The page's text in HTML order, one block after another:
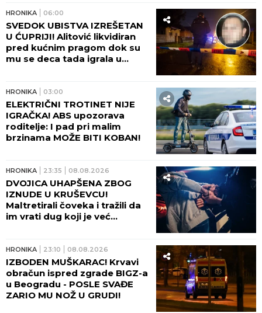
HRONIKA 06:00
SVEDOK UBISTVA IZREŠETAN
U ĆUPRIJI! Alitović likvidiran
pred kućnim pragom dok su
mu se deca tada igrala u
HRONIKA 03:00
ELEKTRIČNI TROTINET NIJE
IGRAČKA! ABS upozorava
roditelje: I pad pri malim
brzinama MOŽE BITI KOBAN!
HRONIKA 23:35 08.08.2026
DVOJICA UHAPŠENA ZBOG
IZNUDE U KRUŠEVCU!
Maltretirali čoveka i tražili da
im vrati dug koji je već
HRONIKA 23:10 08.08.2026
IZBODEN MUŠKARAC! Krvavi
obračun ispred zgrade BIGZ-a
u Beogradu - POSLE SVAĐE
ZARIO MU NOŽ U GRUDI!